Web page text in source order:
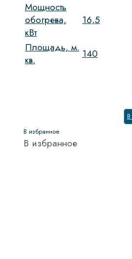
Мощность
обогрева,
кВт
16,5
Площадь, м.
кв.
140
В
В избранное
В избранное